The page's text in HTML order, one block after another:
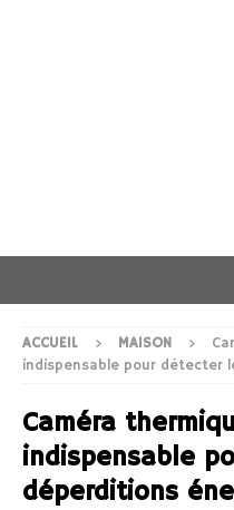
ACCUEIL MAISON
indispensable pour détecter
Caméra
indispensable
déperditions